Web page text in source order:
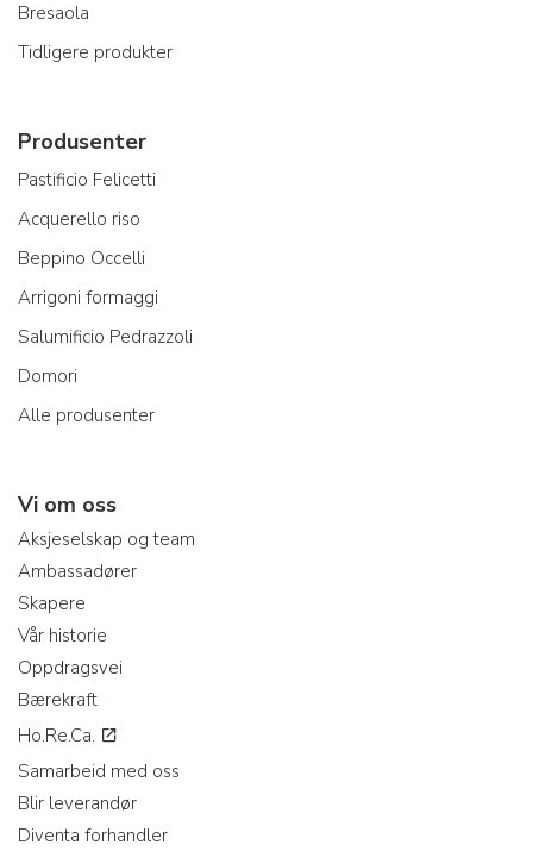
Bresaola
Tidligere produkter
Produsenter
Pastificio Felicetti
Acquerello riso
Beppino Occelli
Arrigoni formaggi
Salumificio Pedrazzoli
Domori
Alle produsenter
Vi om oss
Aksjeselskap og team
Ambassadører
Skapere
Vår historie
Oppdragsvei
Bærekraft
Ho.Re.Ca.
Samarbeid med oss
Blir leverandør
Diventa forhandler